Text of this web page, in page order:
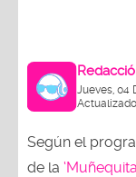
Jueves, 04
Según el
de la